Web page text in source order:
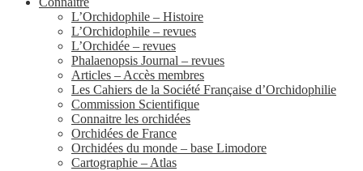
L’Orchidophile – Histoire
L’Orchidophile – revues
L’Orchidée – revues
Phalaenopsis Journal – revues
Articles – Accès membres
Les Cahiers de la Société Française d’Orchidophilie
Commission Scientifique
Connaitre les orchidées
Orchidées de France
Orchidées du monde – base Limodore
Cartographie – Atlas